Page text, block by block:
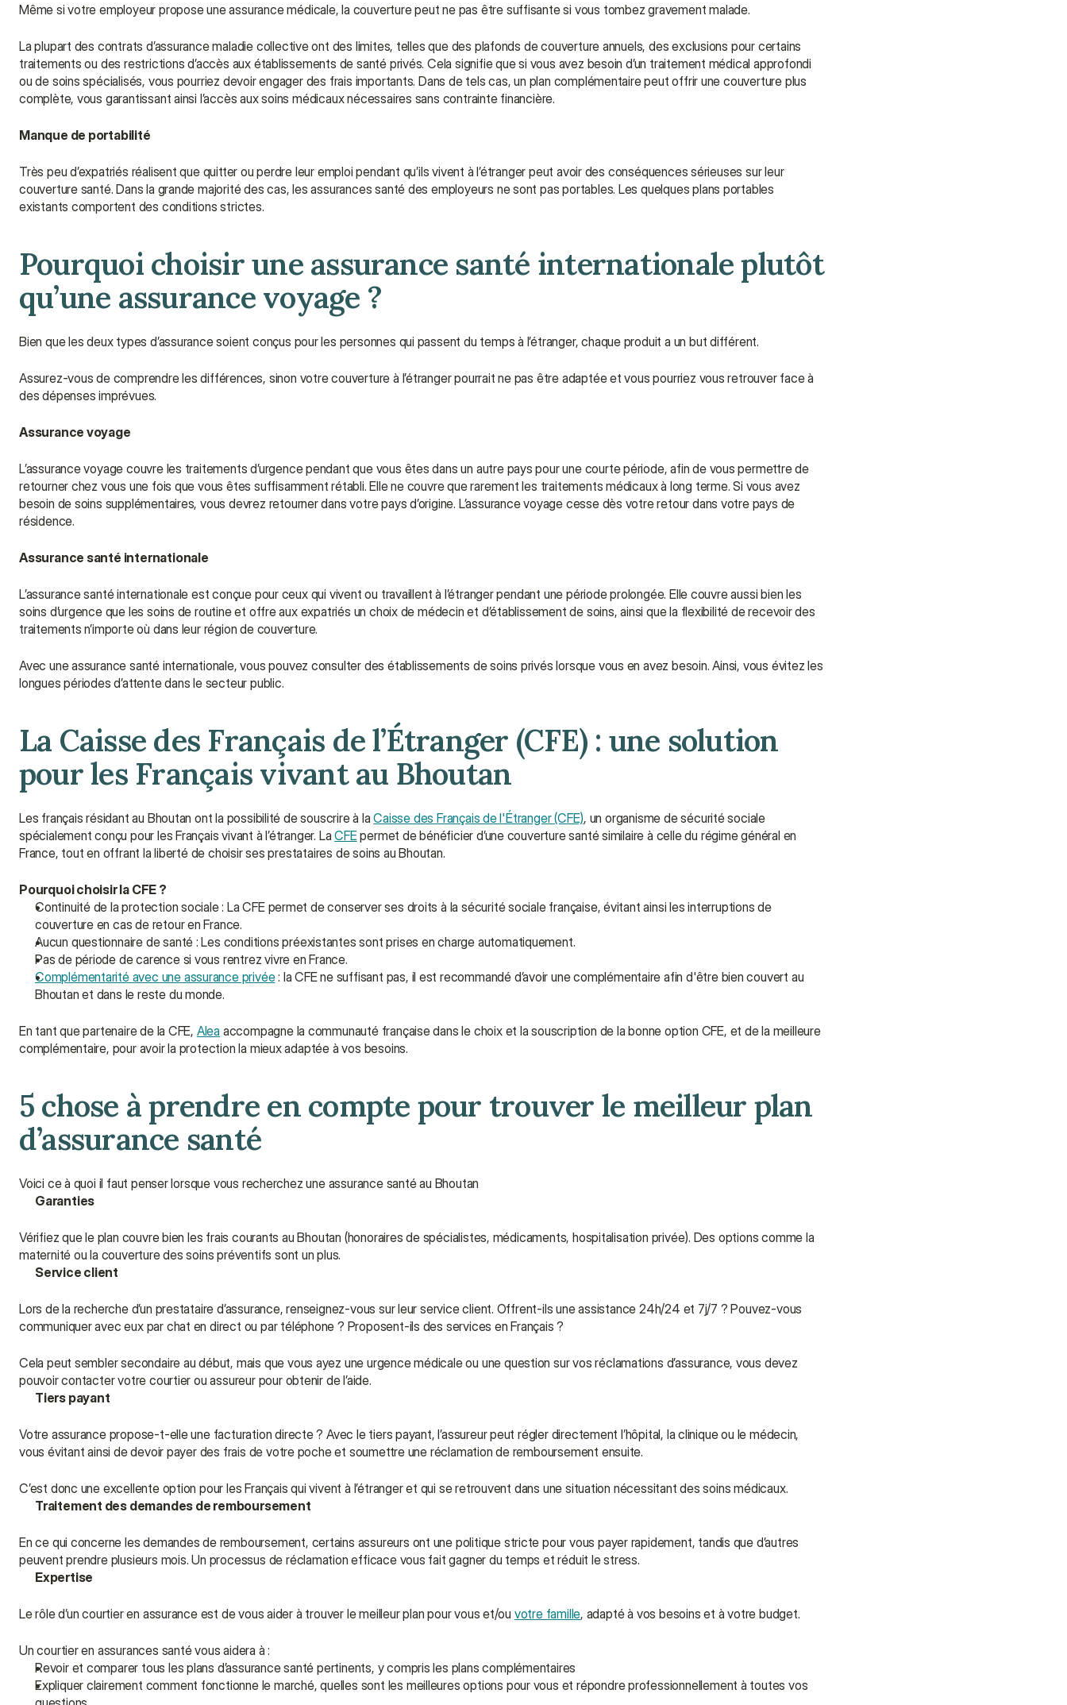
Même si votre employeur propose une assurance médicale, la couverture peut ne pas être suffisante si vous tombez gravement malade.
La plupart des contrats d’assurance maladie collective ont des limites, telles que des plafonds de couverture annuels, des exclusions pour certains
traitements ou des restrictions d’accès aux établissements de santé privés. Cela signifie que si vous avez besoin d’un traitement médical approfondi
ou de soins spécialisés, vous pourriez devoir engager des frais importants. Dans de tels cas, un plan complémentaire peut offrir une couverture plus
complète, vous garantissant ainsi l’accès aux soins médicaux nécessaires sans contrainte financière.
Manque de portabilité
Très peu d’expatriés réalisent que quitter ou perdre leur emploi pendant qu’ils vivent à l’étranger peut avoir des conséquences sérieuses sur leur
couverture santé. Dans la grande majorité des cas, les assurances santé des employeurs ne sont pas portables. Les quelques plans portables
existants comportent des conditions strictes.
Pourquoi choisir une assurance santé internationale plutôt
qu’une assurance voyage ?
Bien que les deux types d’assurance soient conçus pour les personnes qui passent du temps à l’étranger, chaque produit a un but différent.
Assurez-vous de comprendre les différences, sinon votre couverture à l’étranger pourrait ne pas être adaptée et vous pourriez vous retrouver face à
des dépenses imprévues.
Assurance voyage
L’assurance voyage couvre les traitements d’urgence pendant que vous êtes dans un autre pays pour une courte période, afin de vous permettre de
retourner chez vous une fois que vous êtes suffisamment rétabli. Elle ne couvre que rarement les traitements médicaux à long terme. Si vous avez
besoin de soins supplémentaires, vous devrez retourner dans votre pays d’origine. L’assurance voyage cesse dès votre retour dans votre pays de
résidence.
Assurance santé internationale
L’assurance santé internationale est conçue pour ceux qui vivent ou travaillent à l’étranger pendant une période prolongée. Elle couvre aussi bien les
soins d’urgence que les soins de routine et offre aux expatriés un choix de médecin et d’établissement de soins, ainsi que la flexibilité de recevoir des
traitements n’importe où dans leur région de couverture.
Avec une assurance santé internationale, vous pouvez consulter des établissements de soins privés lorsque vous en avez besoin. Ainsi, vous évitez les
longues périodes d’attente dans le secteur public.
La Caisse des Français de l’Étranger (CFE) : une solution
pour les Français vivant au Bhoutan
Les français résidant au Bhoutan ont la possibilité de souscrire à la Caisse des Français de l'Étranger (CFE), un organisme de sécurité sociale
spécialement conçu pour les Français vivant à l’étranger. La CFE permet de bénéficier d’une couverture santé similaire à celle du régime général en
France, tout en offrant la liberté de choisir ses prestataires de soins au Bhoutan.
Pourquoi choisir la CFE ?
Continuité de la protection sociale : La CFE permet de conserver ses droits à la sécurité sociale française, évitant ainsi les interruptions de
couverture en cas de retour en France.
Aucun questionnaire de santé : Les conditions préexistantes sont prises en charge automatiquement.
Pas de période de carence si vous rentrez vivre en France.
Complémentarité avec une assurance privée : la CFE ne suffisant pas, il est recommandé d’avoir une complémentaire afin d'être bien couvert au
Bhoutan et dans le reste du monde.
En tant que partenaire de la CFE, Alea accompagne la communauté française dans le choix et la souscription de la bonne option CFE, et de la meilleure
complémentaire, pour avoir la protection la mieux adaptée à vos besoins.
5 chose à prendre en compte pour trouver le meilleur plan
d’assurance santé
Voici ce à quoi il faut penser lorsque vous recherchez une assurance santé au Bhoutan
Garanties
Vérifiez que le plan couvre bien les frais courants au Bhoutan (honoraires de spécialistes, médicaments, hospitalisation privée). Des options comme la
maternité ou la couverture des soins préventifs sont un plus.
Service client
Lors de la recherche d’un prestataire d’assurance, renseignez-vous sur leur service client. Offrent-ils une assistance 24h/24 et 7j/7 ? Pouvez-vous
communiquer avec eux par chat en direct ou par téléphone ? Proposent-ils des services en Français ?
Cela peut sembler secondaire au début, mais que vous ayez une urgence médicale ou une question sur vos réclamations d’assurance, vous devez
pouvoir contacter votre courtier ou assureur pour obtenir de l’aide.
Tiers payant
Votre assurance propose-t-elle une facturation directe ? Avec le tiers payant, l’assureur peut régler directement l’hôpital, la clinique ou le médecin,
vous évitant ainsi de devoir payer des frais de votre poche et soumettre une réclamation de remboursement ensuite.
C’est donc une excellente option pour les Français qui vivent à l’étranger et qui se retrouvent dans une situation nécessitant des soins médicaux.
Traitement des demandes de remboursement
En ce qui concerne les demandes de remboursement, certains assureurs ont une politique stricte pour vous payer rapidement, tandis que d’autres
peuvent prendre plusieurs mois. Un processus de réclamation efficace vous fait gagner du temps et réduit le stress.
Expertise
Le rôle d’un courtier en assurance est de vous aider à trouver le meilleur plan pour vous et/ou votre famille, adapté à vos besoins et à votre budget.
Un courtier en assurances santé vous aidera à :
Revoir et comparer tous les plans d’assurance santé pertinents, y compris les plans complémentaires
Expliquer clairement comment fonctionne le marché, quelles sont les meilleures options pour vous et répondre professionnellement à toutes vos